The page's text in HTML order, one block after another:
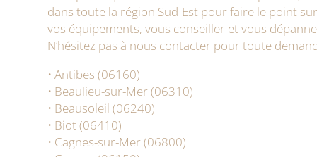
dans toute la région Sud-Est pour faire le point
vos équipements, vous conseiller et vous
N’hésitez pas à nous contacter pour toute
• Antibes (06160)
• Beaulieu-sur-Mer (06310)
• Beausoleil (06240)
• Biot (06410)
• Cagnes-sur-Mer (06800)